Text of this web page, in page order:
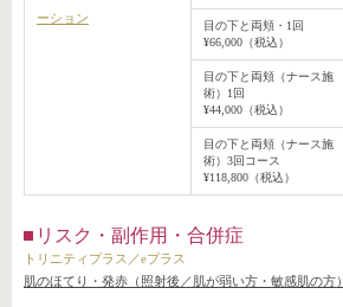
ーション
目の下と両頬・1回
¥66,000（税込）
目の下と両頬（ナース施
術）1回
¥44,000（税込）
目の下と両頬（ナース施
術）3回コース
¥118,800（税込）
リスク・副作用・合併症
トリニティプラス／eプラス
肌のほてり・発赤（照射後／肌が弱い方・敏感肌の方）